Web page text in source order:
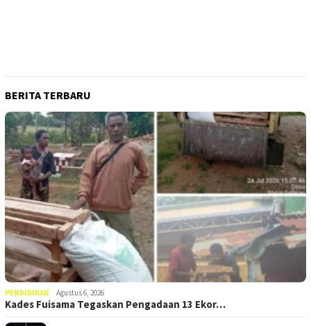
BERITA TERBARU
PENDIDIKAN Agustus 6, 2026
Kades Fuisama Tegaskan Pengadaan 13 Ekor…